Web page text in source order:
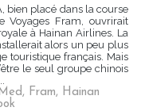
bien placé dans la course
Voyages Fram, ouvrirait
à Hainan Airlines. La
alors un peu plus
touristique français. Mais
le seul groupe chinois
, Fram, Hainan